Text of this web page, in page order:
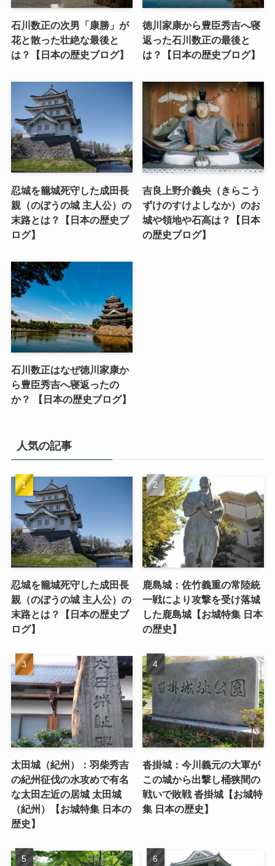
石川数正の次男「康勝」が
花と散った壮絶な最後と
は？【日本の歴史ブログ】
徳川家康から豊臣秀吉へ寝
返った石川数正の最後と
は？【日本の歴史ブログ】
忍城を籠城死守した成田長
親（のぼうの城 主人公）の
末路とは？【日本の歴史ブ
ログ】
吉良上野介義央（きらこう
ずけのすけよしなか）のお
城や領地や石高は？【日本
の歴史ブログ】
石川数正はなぜ徳川家康か
ら豊臣秀吉へ寝返ったの
か？ 【日本の歴史ブログ】
人気の記事
忍城を籠城死守した成田長
親（のぼうの城 主人公）の
末路とは？【日本の歴史ブ
ログ】
鹿島城：佐竹義重の常陸統
一戦により攻撃を受け落城
した鹿島城【お城特集 日本
の歴史】
太田城（紀州）：羽柴秀吉
の紀州征伐の水攻めで有名
な太田左近の居城 太田城
（紀州）【お城特集 日本の
歴史】
沓掛城：今川義元の大軍が
この城から出撃し桶狭間の
戦いで敗戦 沓掛城【お城特
集 日本の歴史】